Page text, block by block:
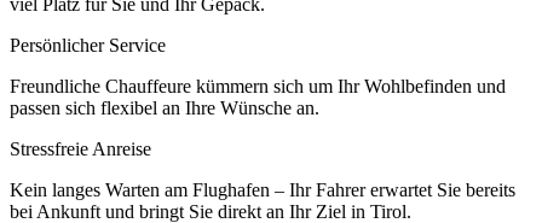
Persönlicher Service
Freundliche Chauffeure kümmern sich um Ihr Wohlbefinden und
passen sich flexibel an Ihre Wünsche an.
Stressfreie Anreise
Kein langes Warten am Flughafen – Ihr Fahrer erwartet Sie bereits
bei Ankunft und bringt Sie direkt an Ihr Ziel in Tirol.